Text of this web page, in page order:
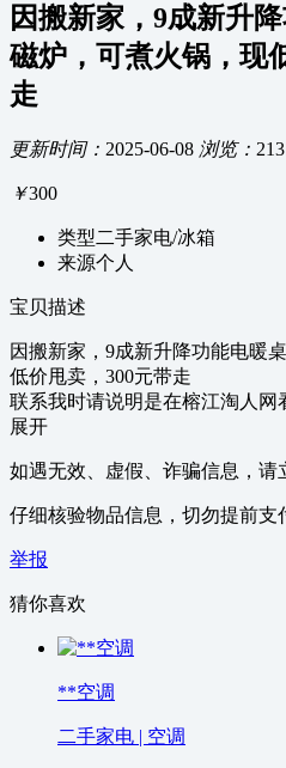
因搬新家，9成新升
磁炉，可煮火锅，现
走
更新时间： 2025-06-08 浏览：
￥300
类型二手家电/冰箱
来源个人
宝贝描述
因搬新家，9成新升降功能电暖
低价甩卖，300元带走
联系我时请说明是在榕江淘人
展开
如遇无效、虚假、诈骗信息，请
仔细核验物品信息，切勿提前支
举报
猜你喜欢
**空调
二手家电 | 空调